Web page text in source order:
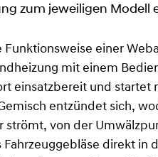
zum jeweiligen
einer
mit einem
einsatzbereit und
entzündet sich,
strömt, von der
Fahrzeuggebläse direkt in